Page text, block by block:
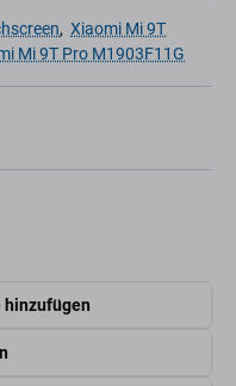
, Xiaomi Mi 9T
Mi 9T Pro M1903F11G
hinzufügen